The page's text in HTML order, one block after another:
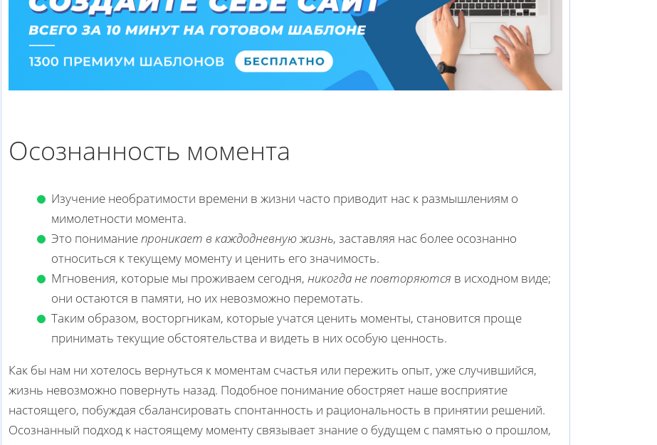
Осознанность момента
Изучение необратимости времени в жизни часто приводит нас к размышлениям о
мимолетности момента.
Это пониманиепроникает в каждодневную жизнь, заставляя нас более осознанно
относиться к текущему моменту и ценить его значимость.
Мгновения, которые мы проживаем сегодня, никогда не повторяются в исходном виде;
они остаются в памяти, но их невозможно перемотать.
Таким образом, восторгникам, которые учатся ценить моменты, становится проще
принимать текущие обстоятельства и видеть в них особую ценность.
Как бы нам ни хотелось вернуться к моментам счастья или пережить опыт, уже случившийся,
жизнь невозможно повернуть назад. Подобное понимание обостряет наше восприятие
настоящего, побуждая сбалансировать спонтанность и рациональность в принятии решений.
Осознанный подход к настоящему моменту связывает знание о будущем с памятью о прошлом,